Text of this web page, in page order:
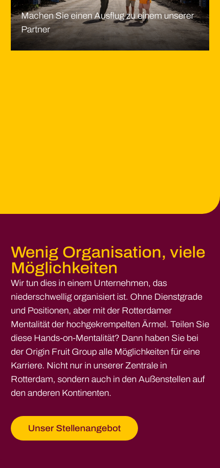
Machen Sie einen Ausflug zu einem unserer
Partner
Wenig Organisation, viele
Möglichkeiten
Wir tun dies in einem Unternehmen, das
niederschwellig organisiert ist. Ohne Dienstgrade
und Positionen, aber mit der Rotterdamer
Mentalität der hochgekrempelten Ärmel. Teilen Sie
diese Hands-on-Mentalität? Dann haben Sie bei
der Origin Fruit Group alle Möglichkeiten für eine
Karriere. Nicht nur in unserer Zentrale in
Rotterdam, sondern auch in den Außenstellen auf
den anderen Kontinenten.
Unser Stellenangebot